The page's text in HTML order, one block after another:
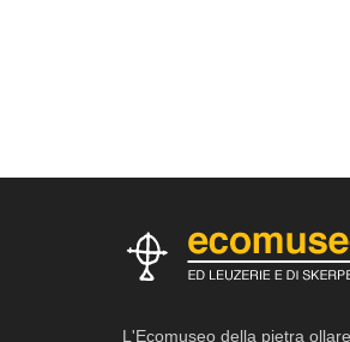
L'Ecomuseo della pietra